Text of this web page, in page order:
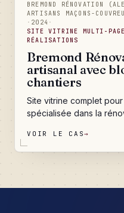
BREMOND RÉNOVATION
ARTISANS MAÇONS-
· 2024 ·
SITE VITRINE MULTI-
RÉALISATIONS
Bremond
artisanal avec
chantiers
Site vitrine complet
spécialisée dans la
raconte l'histoire d'un
1979, une galerie de
requêtes locales — et
VOIR LE CAS→